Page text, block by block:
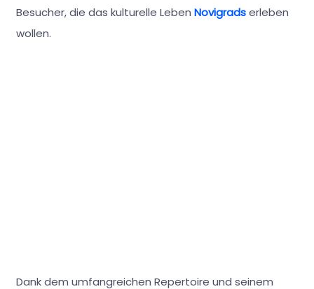
Besucher, die das kulturelle Leben Novigradserleben
wollen.
Dank dem umfangreichen Repertoire und seinem